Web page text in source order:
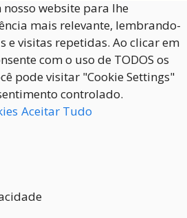
website para lhe
mais relevante, lembrando-
e visitas repetidas. Ao clicar em
com o uso de TODOS os
pode visitar "Cookie Settings"
controlado.
Aceitar Tudo